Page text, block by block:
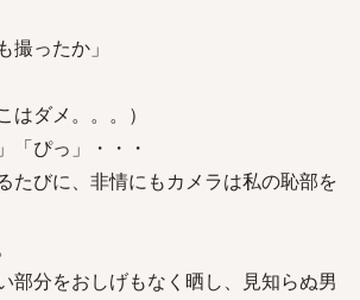
撮ったか」
はダメ。。。）
「ぴっ」・・・
たびに、非情にもカメラは私の恥部を
部分をおしげもなく晒し、見知らぬ男